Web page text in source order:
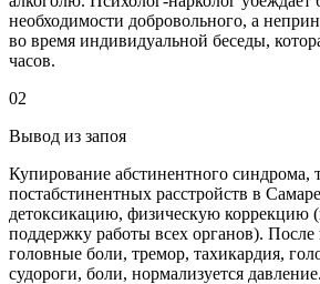
необходимости добровольного, а
во время индивидуальной беседы,
часов.
02
Вывод из запоя
Купирование абстинентного синдрома,
постабстинентных расстройств в
детоксикацию, физическую коррекцию
поддержку работы всех органов).
головные боли, тремор, тахикардия,
судороги, боли, нормализуется давление.